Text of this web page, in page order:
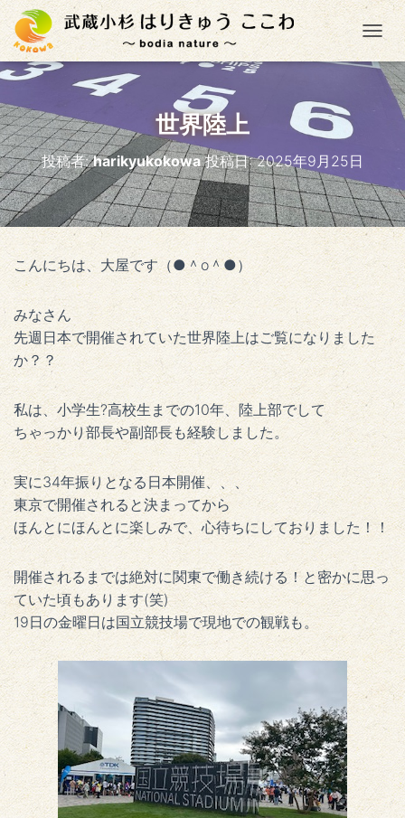
ナ
世界陸上
投稿者:harikyukokowa投稿日:2025年9月25日
こんにちは、大屋です（●＾o＾●）
みなさん
先週日本で開催されていた世界陸上はご覧になりました
か？？
私は、小学生?高校生までの10年、陸上部でして
ちゃっかり部長や副部長も経験しました。
実に34年振りとなる日本開催、、、
東京で開催されると決まってから
ほんとにほんとに楽しみで、心待ちにしておりました！！
開催されるまでは絶対に関東で働き続ける！と密かに思っ
ていた頃もあります(笑)
19日の金曜日は国立競技場で現地での観戦も。